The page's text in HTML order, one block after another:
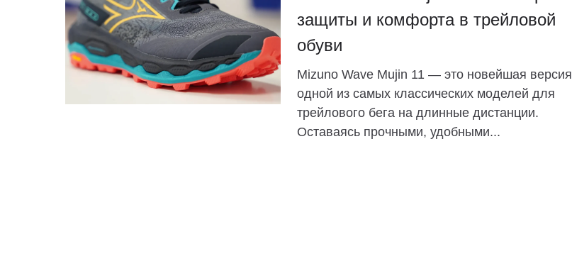
защиты и комфорта в трейловой
обуви
Mizuno Wave Mujin 11 — это новейшая версия
одной из самых классических моделей для
трейлового бега на длинные дистанции.
Оставаясь прочными, удобными...